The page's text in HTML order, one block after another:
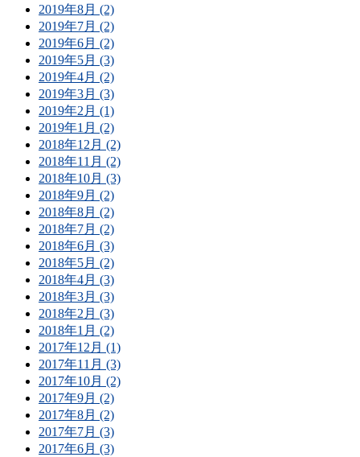
2019年8月 (2)
2019年7月 (2)
2019年6月 (2)
2019年5月 (3)
2019年4月 (2)
2019年3月 (3)
2019年2月 (1)
2019年1月 (2)
2018年12月 (2)
2018年11月 (2)
2018年10月 (3)
2018年9月 (2)
2018年8月 (2)
2018年7月 (2)
2018年6月 (3)
2018年5月 (2)
2018年4月 (3)
2018年3月 (3)
2018年2月 (3)
2018年1月 (2)
2017年12月 (1)
2017年11月 (3)
2017年10月 (2)
2017年9月 (2)
2017年8月 (2)
2017年7月 (3)
2017年6月 (3)